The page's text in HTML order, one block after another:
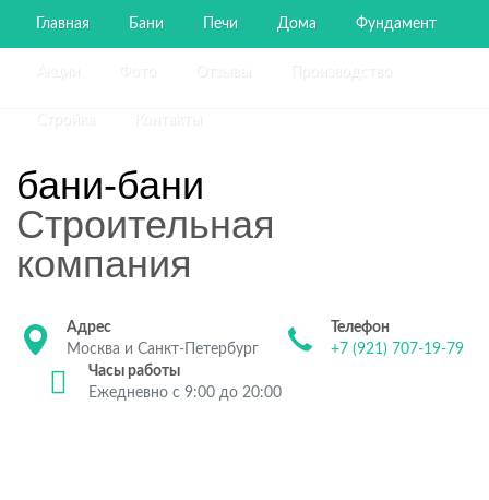
Главная Бани Печи Дома Фундамент
бани-бани
Строительная
компания
Адрес
Москва и Санкт-Петербург
Телефон
+7 (921) 707-19-79
Часы работы
Ежедневно с 9:00 до 20:00